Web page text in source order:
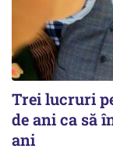
Trei lucruri
de ani ca să
ani